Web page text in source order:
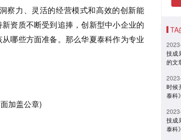
察力、灵活的经营模式和高效的创新能
资质不断受到追捧，创新型中小企业的
哪些方面准备。那么华夏泰科作为专业
加盖公章)
TA
技成
的文
时候
泰科
技成
泰科